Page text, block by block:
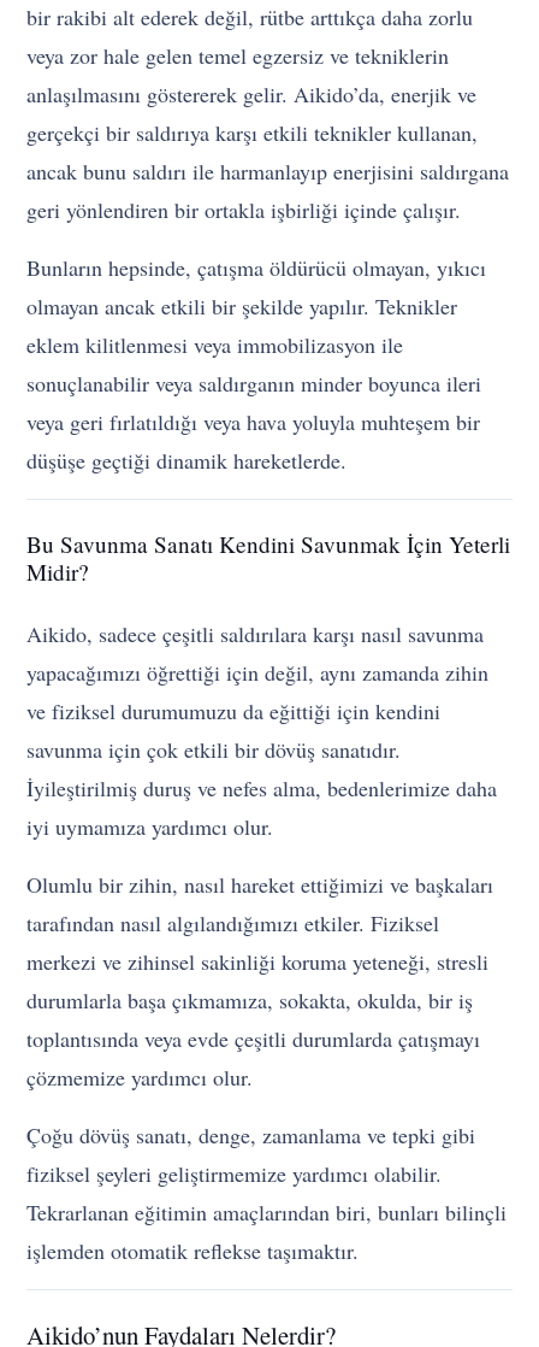
bir rakibi alt ederek değil, rütbe arttıkça daha zorlu
veya zor hale gelen temel egzersiz ve tekniklerin
anlaşılmasını göstererek gelir. Aikido’da, enerjik ve
gerçekçi bir saldırıya karşı etkili teknikler kullanan,
ancak bunu saldırı ile harmanlayıp enerjisini saldırgana
geri yönlendiren bir ortakla işbirliği içinde çalışır.
Bunların hepsinde, çatışma öldürücü olmayan, yıkıcı
olmayan ancak etkili bir şekilde yapılır. Teknikler
eklem kilitlenmesi veya immobilizasyon ile
sonuçlanabilir veya saldırganın minder boyunca ileri
veya geri fırlatıldığı veya hava yoluyla muhteşem bir
düşüşe geçtiği dinamik hareketlerde.
Bu Savunma Sanatı Kendini Savunmak İçin Yeterli
Midir?
Aikido, sadece çeşitli saldırılara karşı nasıl savunma
yapacağımızı öğrettiği için değil, aynı zamanda zihin
ve fiziksel durumumuzu da eğittiği için kendini
savunma için çok etkili bir dövüş sanatıdır.
İyileştirilmiş duruş ve nefes alma, bedenlerimize daha
iyi uymamıza yardımcı olur.
Olumlu bir zihin, nasıl hareket ettiğimizi ve başkaları
tarafından nasıl algılandığımızı etkiler. Fiziksel
merkezi ve zihinsel sakinliği koruma yeteneği, stresli
durumlarla başa çıkmamıza, sokakta, okulda, bir iş
toplantısında veya evde çeşitli durumlarda çatışmayı
çözmemize yardımcı olur.
Çoğu dövüş sanatı, denge, zamanlama ve tepki gibi
fiziksel şeyleri geliştirmemize yardımcı olabilir.
Tekrarlanan eğitimin amaçlarından biri, bunları bilinçli
işlemden otomatik reflekse taşımaktır.
Aikido’nun Faydaları Nelerdir?